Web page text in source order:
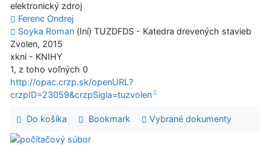
elektronický zdroj
Ferenc Ondrej
Soyka Roman (Iní) TUZDFDS - Katedra drevených stavieb
Zvolen, 2015
xkni - KNIHY
1, z toho voľných 0
http://opac.crzp.sk/openURL?
crzpID=23059&crzpSigla=tuzvolen
Do košíka Bookmark Vybrané dokumenty